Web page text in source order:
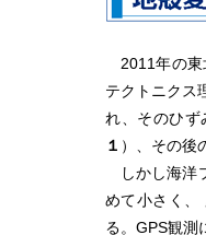
2011年の東
テクトニクス
れ、そのひず
１ ）、その後
しかし海洋
めて小さく、
る。GPS観測